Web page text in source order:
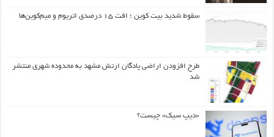
سقوط شدید بیت کوین ؛ افت ۱۵ درصدی اتریوم و میم‌کوین‌ها
طرح افزودن اراضی پادگان ارتش مشهد به محدوده شهری منتشر
شد
«دیپ سیک» چیست؟